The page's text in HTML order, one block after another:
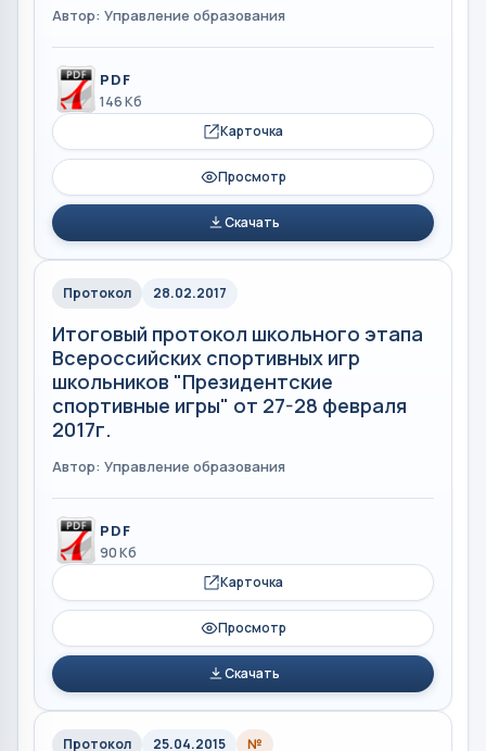
Автор: Управление образования
PDF
146 Кб
Карточка
Просмотр
Скачать
Протокол 28.02.2017
Итоговый протокол школьного этапа
Всероссийских спортивных игр
школьников "Президентские
спортивные игры" от 27-28 февраля
2017г.
Автор: Управление образования
PDF
90 Кб
Карточка
Просмотр
Скачать
Протокол 25.04.2015 №